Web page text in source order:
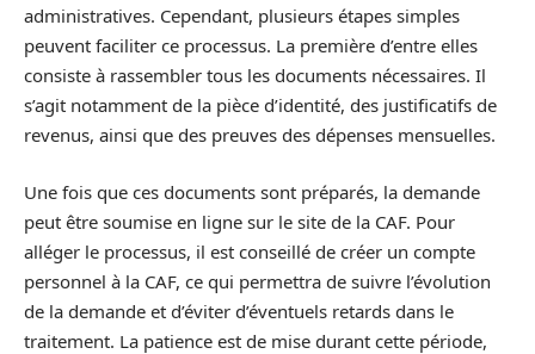
administratives. Cependant, plusieurs étapes simples
peuvent faciliter ce processus. La première d’entre elles
consiste à rassembler tous les documents nécessaires. Il
s’agit notamment de la pièce d’identité, des justificatifs de
revenus, ainsi que des preuves des dépenses mensuelles.
Une fois que ces documents sont préparés, la demande
peut être soumise en ligne sur le site de la CAF. Pour
alléger le processus, il est conseillé de créer un compte
personnel à la CAF, ce qui permettra de suivre l’évolution
de la demande et d’éviter d’éventuels retards dans le
traitement. La patience est de mise durant cette période,